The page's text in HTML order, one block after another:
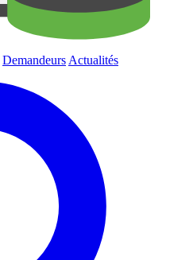
Demandeurs Actualités